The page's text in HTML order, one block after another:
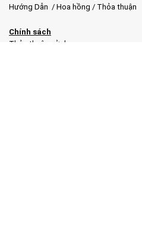
Hướng Dẫn / Hoa hồng / Thỏa thuận
Chính sách
Thỏa thuận sử dụng